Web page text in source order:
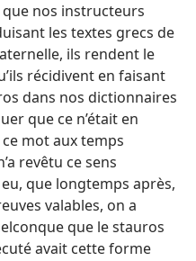
que nos instructeurs
les textes grecs de
ils rendent le
récidivent en faisant
dans nos dictionnaires
que ce n’était en
mot aux temps
revêtu ce sens
que longtemps après,
valables, on a
que le stauros
avait cette forme